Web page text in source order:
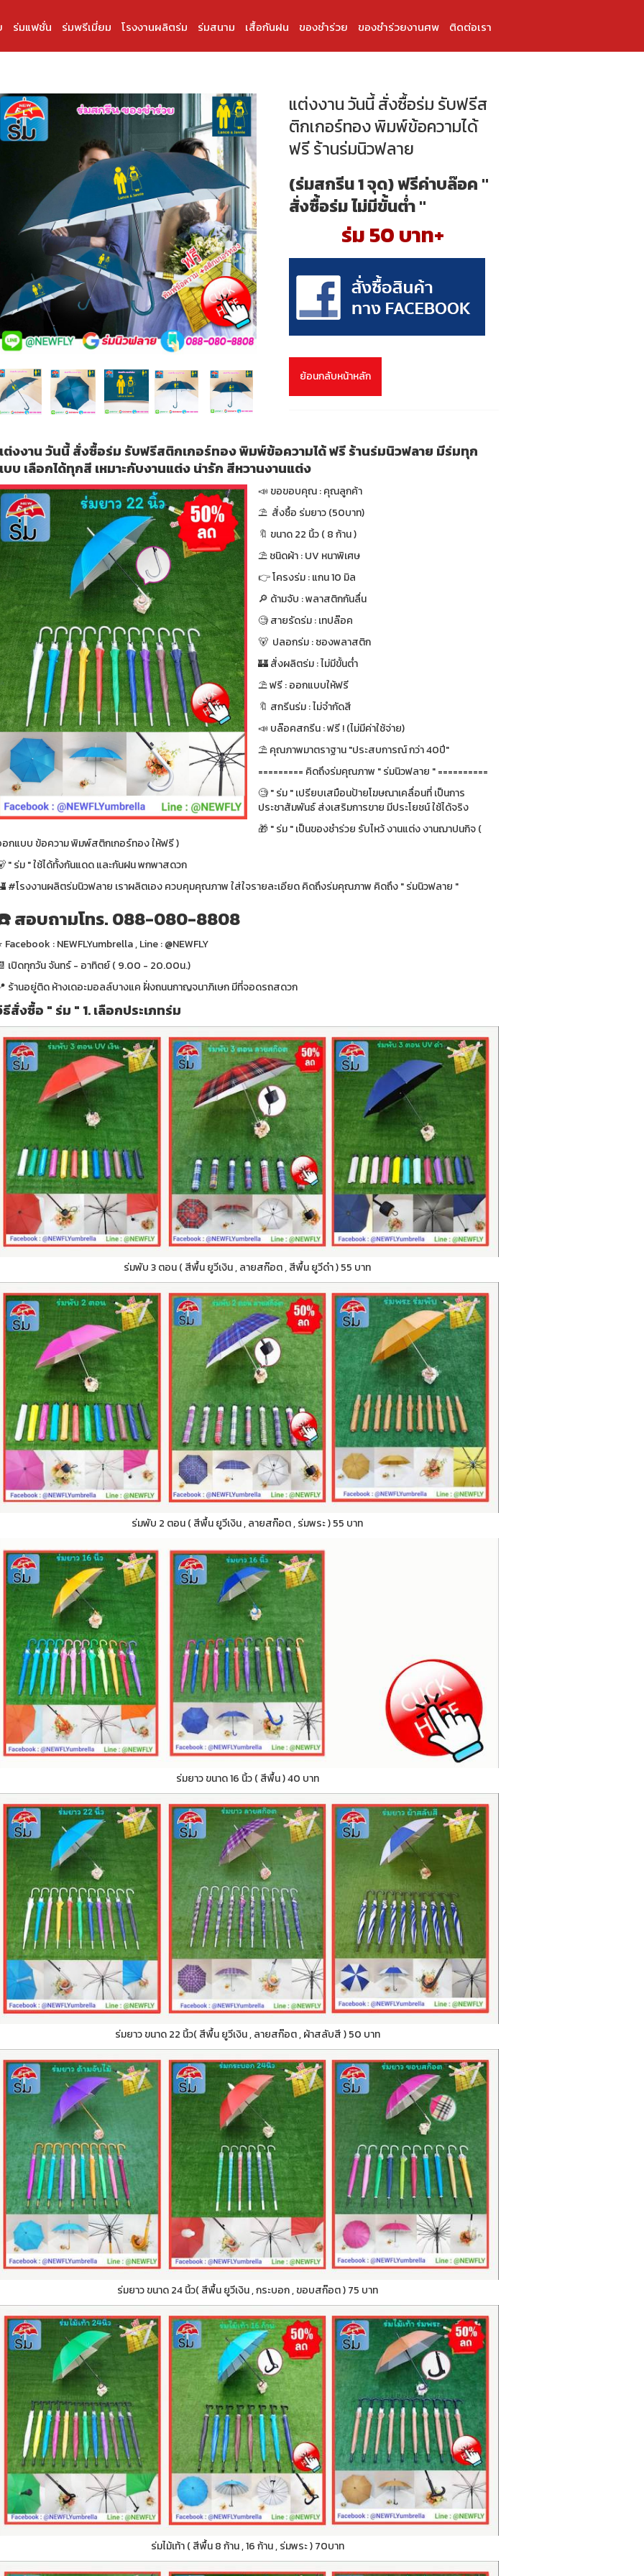
ร่มแฟชั่น ร่มพรีเมี่ยม โรงงานผลิตร่ม ร่มสนาม เสื้อกันฝน ของชำร่วย ของชำร่วยงานศพ ติดต่อเรา
แต่งงาน วันนี้ สั่งซื้อร่ม รับฟรีส
ติกเกอร์ทอง พิมพ์ข้อความได้
ฟรี ร้านร่มนิวฟลาย
(ร่มสกรีน 1 จุด) ฟรีค่าบล๊อค "
สั่งซื้อร่ม ไม่มีขั้นต่ำ "
ร่ม 50 บาท+
ย้อนกลับหน้าหลัก
ต่งงาน วันนี้ สั่งซื้อร่ม รับฟรีสติกเกอร์ทอง พิมพ์ข้อความได้ ฟรี ร้านร่มนิวฟลาย มีร่มทุก
บ เลือกได้ทุกสี เหมาะกับงานแต่ง น่ารัก สีหวานงานแต่ง
📣 ขอขอบคุณ : คุณลูกค้า
⛱ สั่งซื้อ ร่มยาว (50บาท)
🔖 ขนาด 22 นิ้ว ( 8 ก้าน )
⛱ ชนิดผ้า : UV หนาพิเศษ
👉 โครงร่ม : แกน 10 มิล
🔎 ด้ามจับ : พลาสติกกันลื่น
🧐 สายรัดร่ม : เทปล๊อค
🐻 ปลอกร่ม : ซองพลาสติก
🏰 สั่งผลิตร่ม : ไม่มีขั้นต่ำ
⛱ ฟรี : ออกแบบให้ฟรี
🔖 สกรีนร่ม : ไม่จำกัดสี
📣 บล๊อคสกรีน : ฟรี ! (ไม่มีค่าใช้จ่าย)
⛱ คุณภาพมาตราฐาน "ประสบการณ์ กว่า 40ปี"
========= คิดถึงร่มคุณภาพ " ร่มนิวฟลาย " ==========
🧐 " ร่ม " เปรียบเสมือนป้ายโฆษณาเคลื่อนที่ เป็นการ
ประชาสัมพันธ์ ส่งเสริมการขาย มีประโยชน์ ใช้ได้จริง
🎁 " ร่ม " เป็นของชำร่วย รับไหว้ งานแต่ง งานฌาปนกิจ (
กแบบ ข้อความ พิมพ์สติกเกอร์ทอง ให้ฟรี )
" ร่ม " ใช้ได้ทั้งกันแดด และกันฝน พกพาสดวก
#โรงงานผลิตร่มนิวฟลาย เราผลิตเอง ควบคุมคุณภาพ ใส่ใจรายละเอียด คิดถึงร่มคุณภาพ คิดถึง " ร่มนิวฟลาย "
สอบถามโทร. 088-080-8808
Facebook : NEWFLYumbrella , Line : @NEWFLY
เปิดทุกวัน จันทร์ - อาทิตย์ ( 9.00 - 20.00น.)
ร้านอยู่ติด ห้างเดอะมอลล์บางแค ฝั่งถนนกาญจนาภิเษก มีที่จอดรถสดวก
สั่งซื้อ " ร่ม " 1. เลือกประเภทร่ม
ร่มพับ 3 ตอน ( สีพื้น ยูวีเงิน , ลายสก๊อต , สีพื้น ยูวีดำ ) 55 บาท
ร่มพับ 2 ตอน ( สีพื้น ยูวีเงิน , ลายสก๊อต , ร่มพระ ) 55 บาท
ร่มยาว ขนาด 16 นิ้ว ( สีพื้น ) 40 บาท
ร่มยาว ขนาด 22 นิ้ว( สีพื้น ยูวีเงิน , ลายสก๊อต , ผ้าสลับสี ) 50 บาท
ร่มยาว ขนาด 24 นิ้ว( สีพื้น ยูวีเงิน , กระบอก , ขอบสก๊อต ) 75 บาท
ร่มไม้เท้า ( สีพื้น 8 ก้าน , 16 ก้าน , ร่มพระ ) 70บาท